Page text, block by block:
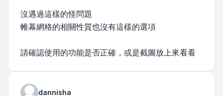
沒遇過這樣的怪問題
帷幕網格的相關性質也沒有這樣的選項
請確認使用的功能是否正確，或是截圖放上來看看
dannisha